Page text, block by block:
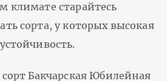
климате старайтесь
сорта, у которых высокая
сорт Бакчарская Юбилейная